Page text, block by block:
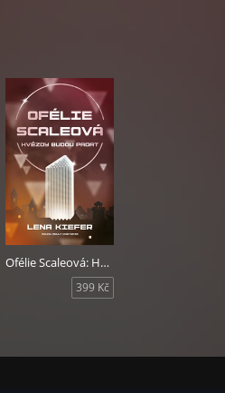
Mocný protivník královské
Luciena a celé lidstvo. Dokáže
Ofélie Scaleová: Hvězdy budou padat
399 Kč